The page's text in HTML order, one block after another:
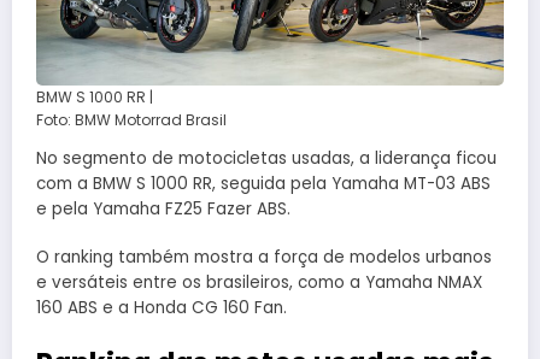
BMW S 1000 RR |
Foto: BMW Motorrad Brasil
No segmento de motocicletas usadas, a liderança ficou
com a BMW S 1000 RR, seguida pela Yamaha MT-03 ABS
e pela Yamaha FZ25 Fazer ABS.
O ranking também mostra a força de modelos urbanos
e versáteis entre os brasileiros, como a Yamaha NMAX
160 ABS e a Honda CG 160 Fan.